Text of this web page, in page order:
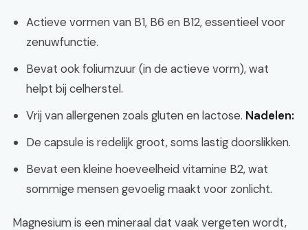
Actieve vormen van B1, B6 en B12, essentieel voor
zenuwfunctie.
Bevat ook foliumzuur (in de actieve vorm), wat
helpt bij celherstel.
Vrij van allergenen zoals gluten en lactose. Nadelen:
De capsule is redelijk groot, soms lastig doorslikken.
Bevat een kleine hoeveelheid vitamine B2, wat
sommige mensen gevoelig maakt voor zonlicht.
Magnesium is een mineraal dat vaak vergeten wordt,